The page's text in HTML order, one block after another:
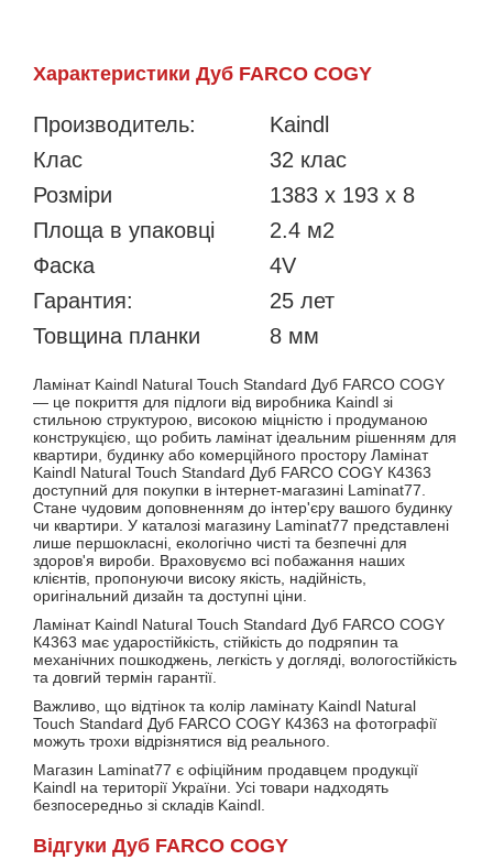
Характеристики Дуб FARCO COGY
Производитель:
Kaindl
Клас
32 клас
Розміри
1383 x 193 x 8
Площа в упаковці
2.4 м2
Фаска
4V
Гарантия:
25 лет
Товщина планки
8 мм
Ламінат Kaindl Natural Touch Standard Дуб FARCO COGY
— це покриття для підлоги від виробника Kaindl зі
стильною структурою, високою міцністю і продуманою
конструкцією, що робить ламінат ідеальним рішенням для
квартири, будинку або комерційного простору Ламінат
Kaindl Natural Touch Standard Дуб FARCO COGY К4363
доступний для покупки в інтернет-магазині Laminat77.
Стане чудовим доповненням до інтер'єру вашого будинку
чи квартири. У каталозі магазину Laminat77 представлені
лише першокласні, екологічно чисті та безпечні для
здоров'я вироби. Враховуємо всі побажання наших
клієнтів, пропонуючи високу якість, надійність,
оригінальний дизайн та доступні ціни.
Ламінат Kaindl Natural Touch Standard Дуб FARCO COGY
К4363 має ударостійкість, стійкість до подряпин та
механічних пошкоджень, легкість у догляді, вологостійкість
та довгий термін гарантії.
Важливо, що відтінок та колір ламінату Kaindl Natural
Touch Standard Дуб FARCO COGY К4363 на фотографії
можуть трохи відрізнятися від реального.
Магазин Laminat77 є офіційним продавцем продукції
Kaindl на території України. Усі товари надходять
безпосередньо зі складів Kaindl.
Вiдгуки Дуб FARCO COGY